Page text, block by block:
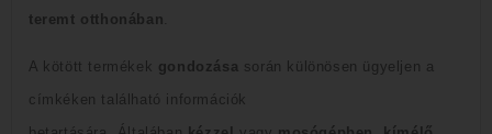
teremt otthonában
A kötött termékek gondozása során különösen ügyeljen a
címkéken található információk